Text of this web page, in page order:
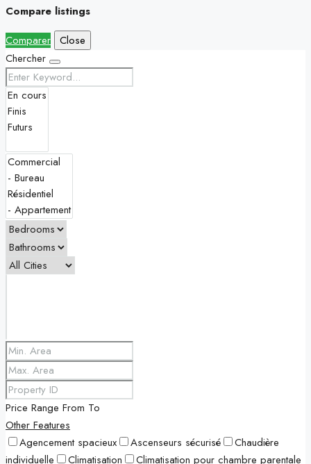
Compare listings
Comparer Close
Chercher
Price Range From To
Other Features
Agencement spacieux
Ascenseurs sécurisé
Chaudière
individuelle
Climatisation Climatisation pour chambre parentale